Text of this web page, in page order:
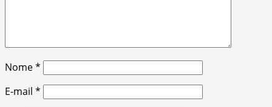
Nome*
E-mail *